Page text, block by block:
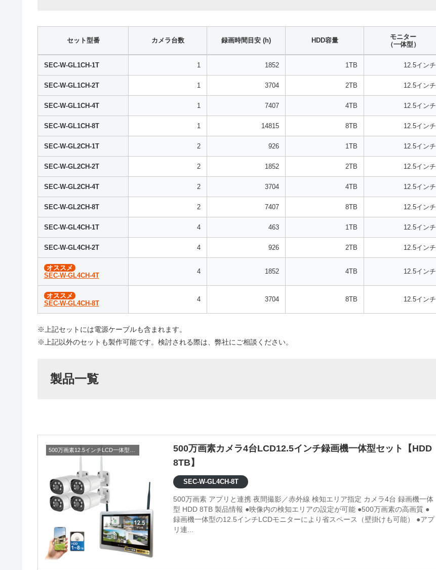
セット型番 カメラ台数 録画時間目安 (h) HDD容量
モニター
（一体型）
SEC-W-GL1CH-1T 1 1852 1TB 12.5インチ
SEC-W-GL1CH-2T 1 3704 2TB 12.5インチ
SEC-W-GL1CH-4T 1 7407 4TB 12.5インチ
SEC-W-GL1CH-8T 1 14815 8TB 12.5インチ
SEC-W-GL2CH-1T 2 926 1TB 12.5インチ
SEC-W-GL2CH-2T 2 1852 2TB 12.5インチ
SEC-W-GL2CH-4T 2 3704 4TB 12.5インチ
SEC-W-GL2CH-8T 2 7407 8TB 12.5インチ
SEC-W-GL4CH-1T 4 463 1TB 12.5インチ
SEC-W-GL4CH-2T 4 926 2TB 12.5インチ
オススメ
SEC-W-GL4CH-4T
4 1852 4TB 12.5インチ
オススメ
SEC-W-GL4CH-8T
4 3704 8TB 12.5インチ
※上記セットには電源ケーブルも含まれます。
※上記以外のセットも製作可能です。検討される際は、弊社にご相談ください。
製品一覧
500万画素カメラ4台LCD12.5インチ録画機一体型セット【HDD
8TB】
SEC-W-GL4CH-8T
500万画素 アプリと連携 夜間撮影／赤外線 検知エリア指定 カメラ4台 録画機一体
型 HDD 8TB 製品情報 ●映像内の検知エリアの設定が可能 ●500万画素の高画質 ●
録画機一体型の12.5インチLCDモニターにより省スペース（壁掛けも可能） ●アプ
リ連...